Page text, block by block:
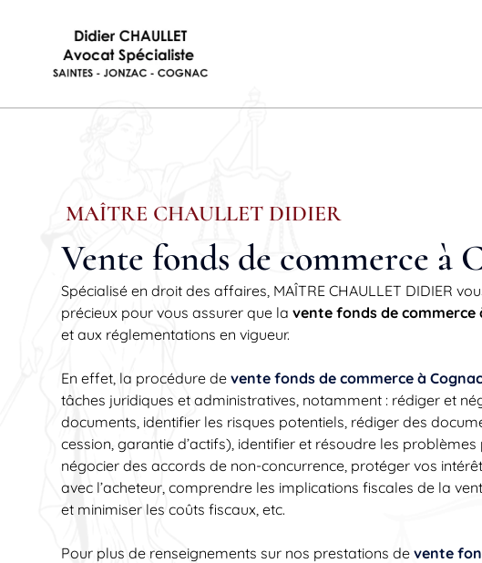
MAÎTRE CHAULLET DIDIER
Vente fonds de commerce à
Spécialisé en droit des affaires, MAÎTRE CHAULLET DIDIER
précieux pour vous assurer que la vente fonds de commerce
et aux réglementations en vigueur.
En effet, la procédure devente fonds de commerce à Cognac
tâches juridiques et administratives, notamment : rédiger et
documents, identifier les risques potentiels, rédiger des
cession, garantie d’actifs), identifier et résoudre les problèmes
négocier des accords de non-concurrence, protéger vos
avec l’acheteur, comprendre les implications fiscales de la
et minimiser les coûts fiscaux, etc.
Pour plus de renseignements sur nos prestations de vente